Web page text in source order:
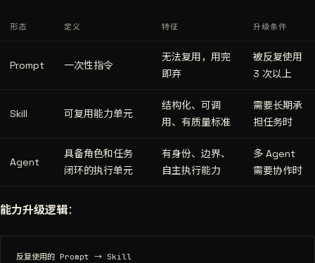
形态 定义 特征 升级条件
Prompt 一次性指令
无法复用，用完
即弃
被反复使用
3 次以上
Skill 可复用能力单元
结构化、可调
用、有质量标准
需要长期承
担任务时
Agent
具备角色和任务
闭环的执行单元
有身份、边界、
自主执行能力
多 Agent
需要协作时
能力升级逻辑：
反复使用的 Prompt → Skill